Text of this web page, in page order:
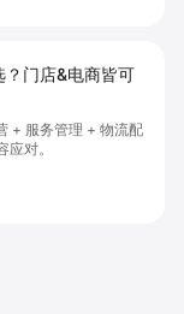
门店&电商皆可
+ 服务管理 + 物流配
对。